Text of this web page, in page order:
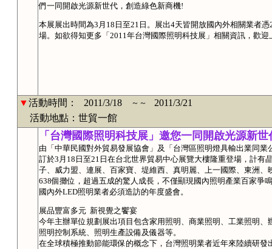
們一同開啟光源新世代，創造綠色新商機!
本展展出時間為3月18日至21日。展出4天皆開放國內外相關業者
場。如欲得知更多「2011年台灣國際照明科技展」相關資訊，歡迎
▼活動時間： 2011/3/18 ～～
2011/3/21
活動地點：世貿一館
「台灣國際照明科技展」邀您一同開啟光源新
由「中華民國對外貿易發展協會」及「台灣區照明燈具輸出業同
訂於3月18日至21日在台北世界貿易中心展覽大樓隆重登場，計有
子、威力盟、連展、百家寶、堤維西、真明麗、上一國際、東洲
638個攤位，超過五成的驚人成長，不僅顯現國內照明產業百家爭
國內外LED照明業者必須造訪的年度盛會。
展品豐富多元 新視覺之饗宴
今年主辦單位規劃展出項目包含家用照明、商業照明、工業照明
照明控制系統、照明生產設備及儀器等。
在全球積極推動節能環保的概念下，台灣照明業者近年來陸續研